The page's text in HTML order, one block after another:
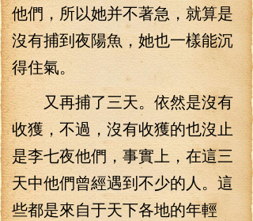
他們，所以她并不著急，就算是
沒有捕到夜陽魚，她也一樣能沉
得住氣。
又再捕了三天。依然是沒有
收獲，不過，沒有收獲的也沒止
是李七夜他們，事實上，在這三
天中他們曾經遇到不少的人。這
些都是來自于天下各地的年輕